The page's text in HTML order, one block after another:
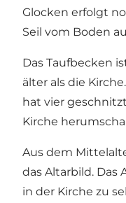
Glocken erfolgt
Seil vom Boden
Das Taufbecken
älter als die
hat vier
Kirche
Aus dem
das Altarbild. Das
in der Kirche zu